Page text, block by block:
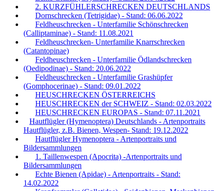
2. KURZFÜHLERSCHRECKEN DEUTSCHLANDS
Dornschrecken (Tetrigidae) - Stand: 06.06.2022
Feldheuschrecken - Unterfamilie Schönschrecken
(Calliptaminae) - Stand: 11.08.2021
Feldheuschrecken- Unterfamilie Knarrschrecken
(Catantopinae)
Feldheuschrecken - Unterfamilie Ödlandschrecken
(Oedipodinae) - Stand: 20.06.2022
Feldheuschrecken - Unterfamilie Grashüpfer
(Gomphocerinae) - Stand: 09.01.2022
HEUSCHRECKEN ÖSTERREICHS
HEUSCHRECKEN der SCHWEIZ - Stand: 02.03.2022
HEUSCHRECKEN EUROPAS - Stand: 07.11.2021
Hautflügler (Hymenoptera) Deutschlands - Artenportraits
Hautflügler, z.B. Bienen, Wespen- Stand: 19.12.2022
Hautflügler Hymenoptera - Artenportraits und
Bildersammlungen
1. Taillenwespen (Apocrita) -Artenportraits und
Bildersammlungen
Echte Bienen (Apidae) - Artenportraits - Stand:
14.02.2022